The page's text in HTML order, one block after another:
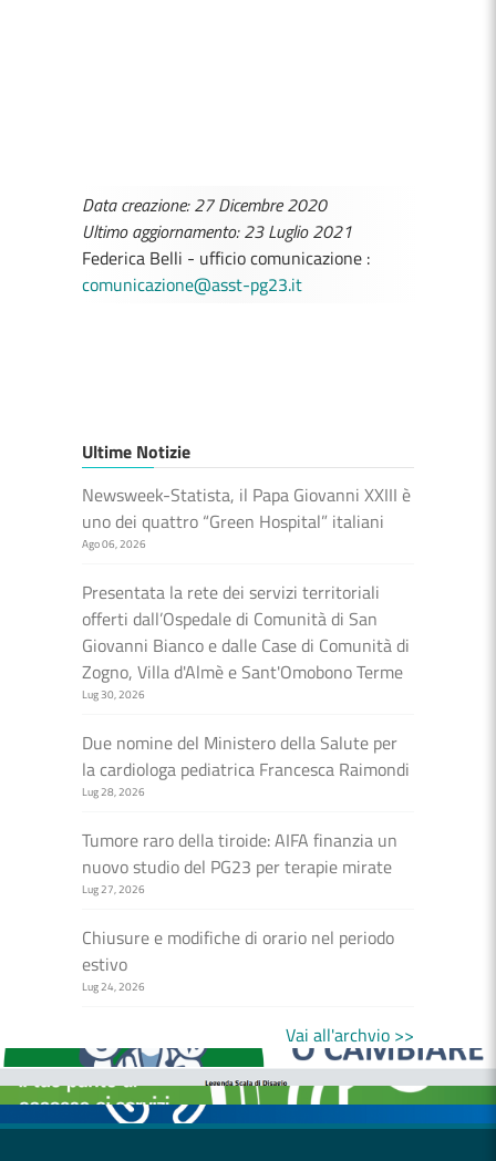
Data creazione: 27 Dicembre 2020
Ultimo aggiornamento: 23 Luglio 2021
Federica Belli - ufficio comunicazione :
comunicazione@asst-pg23.it
Ultime Notizie
Newsweek-Statista, il Papa Giovanni XXIII è
uno dei quattro “Green Hospital” italiani
Ago 06, 2026
Presentata la rete dei servizi territoriali
offerti dall’Ospedale di Comunità di San
Giovanni Bianco e dalle Case di Comunità di
Zogno, Villa d'Almè e Sant'Omobono Terme
Lug 30, 2026
Due nomine del Ministero della Salute per
la cardiologa pediatrica Francesca Raimondi
Lug 28, 2026
Tumore raro della tiroide: AIFA finanzia un
nuovo studio del PG23 per terapie mirate
Lug 27, 2026
Chiusure e modifiche di orario nel periodo
estivo
Lug 24, 2026
Vai all'archvio >>
MEDICI E PEDIATRI DI FAMIGLIA
BOLLETTINI DISAGIO DA CALORE
CASE DI COMUNITÀ
OSPEDALE DI COMUNITÀ